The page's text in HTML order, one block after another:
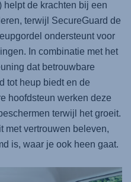
helpt de krachten bij een
terwijl SecureGuard de
ondersteunt voor
In combinatie met het
dat betrouwbare
tot heup biedt en de
hoofdsteun werken deze
terwijl het groeit.
met vertrouwen beleven,
is, waar je ook heen gaat.